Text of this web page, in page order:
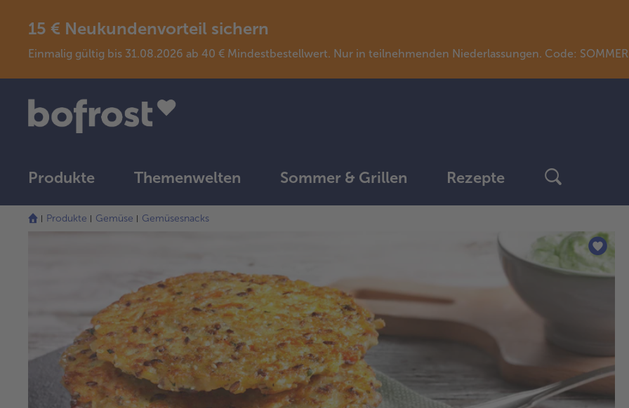
15 € Neukundenvorteil sichern
Einmalig gültig bis 31.08.2026 ab 40 € Mindestbestellwert. Nur in teilnehmenden Niederlassungen. Code:
Produkte Themenwelten Sommer & Grillen Rezepte
Produkte Gemüse Gemüsesnacks